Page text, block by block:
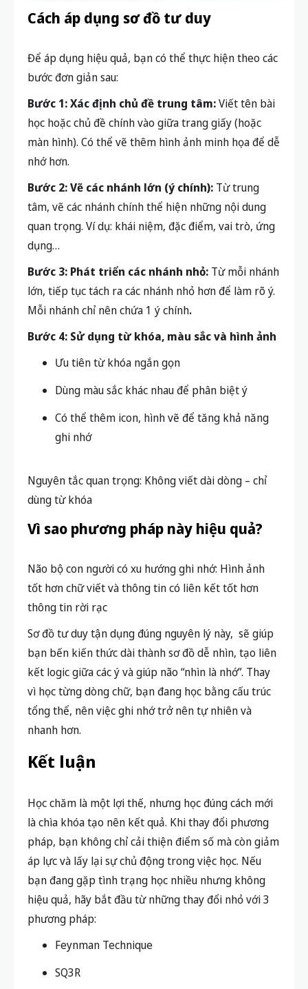
Cách áp dụng sơ đồ tư duy
Để áp dụng hiệu quả, bạn có thể thực hiện theo các
bước đơn giản sau:
Bước 1: Xác định chủ đề trung tâm:Viết tên bài
học hoặc chủ đề chính vào giữa trang giấy (hoặc
màn hình). Có thể vẽ thêm hình ảnh minh họa để dễ
nhớ hơn.
Bước 2: Vẽ các nhánh lớn (ý chính): Từ trung
tâm, vẽ các nhánh chính thể hiện những nội dung
quan trọng. Ví dụ: khái niệm, đặc điểm, vai trò, ứng
dụng…
Bước 3: Phát triển các nhánh nhỏ: Từ mỗi nhánh
lớn, tiếp tục tách ra các nhánh nhỏ hơn để làm rõ ý.
Mỗi nhánh chỉ nên chứa 1 ý chính.
Bước 4: Sử dụng từ khóa, màu sắc và hình ảnh
Ưu tiên từ khóa ngắn gọn
Dùng màu sắc khác nhau để phân biệt ý
Có thể thêm icon, hình vẽ để tăng khả năng
ghi nhớ
Nguyên tắc quan trọng: Không viết dài dòng – chỉ
dùng từ khóa
Vì sao phương pháp này hiệu quả?
Não bộ con người có xu hướng ghi nhớ: Hình ảnh
tốt hơn chữ viết và thông tin có liên kết tốt hơn
thông tin rời rạc
Sơ đồ tư duy tận dụng đúng nguyên lý này, sẽ giúp
bạn bến kiến thức dài thành sơ đồ dễ nhìn, tạo liên
kết logic giữa các ý và giúp não “nhìn là nhớ”. Thay
vì học từng dòng chữ, bạn đang học bằngcấu trúc
tổng thể, nên việc ghi nhớ trở nên tự nhiên và
nhanh hơn.
Kết luận
Học chăm là một lợi thế, nhưng học đúng cách mới
là chìa khóa tạo nên kết quả. Khi thay đổi phương
pháp, bạn không chỉ cải thiện điểm số mà còn giảm
áp lực và lấy lại sự chủ động trong việc học. Nếu
bạn đang gặp tình trạng học nhiều nhưng không
hiệu quả, hãy bắt đầu từ những thay đổi nhỏ với 3
phương pháp:
Feynman Technique
SQ3R